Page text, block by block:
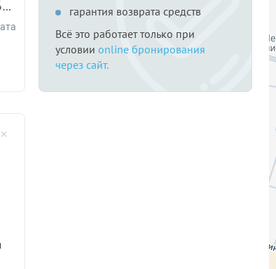
1 комнатная Кардиоцентр, Буртасы, ЦНТИ
гарантия возврата средств
Всё это работает только при
условии online бронирования
через сайт.